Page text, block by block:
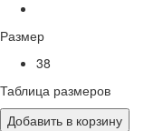
Размер
38
Таблица размеров
Добавить в корзину